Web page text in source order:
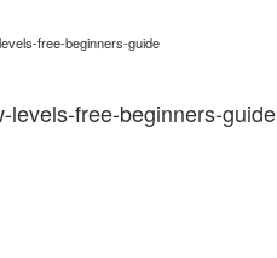
free-beginners-guide
levels-free-beginners-guide